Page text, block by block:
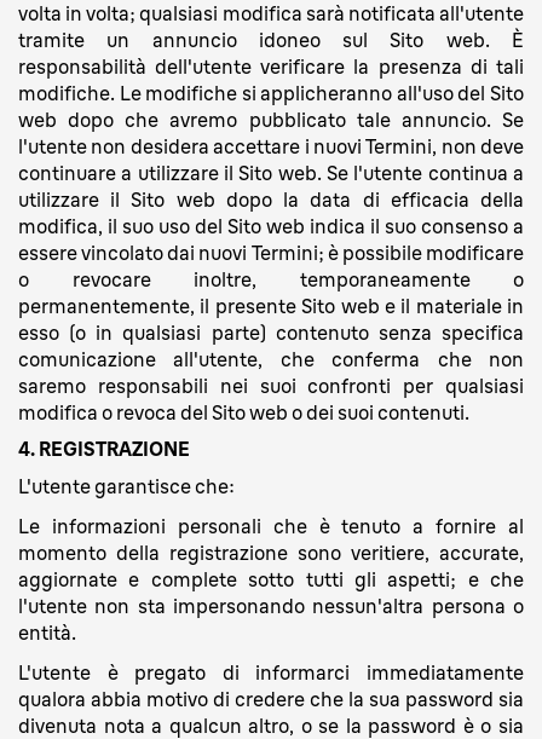
volta in volta; qualsiasi modifica sarà notificata all'utente
tramite un annuncio idoneo sul Sito web. È
responsabilità dell'utente verificare la presenza di tali
modifiche. Le modifiche si applicheranno all'uso del Sito
web dopo che avremo pubblicato tale annuncio. Se
l'utente non desidera accettare i nuovi Termini, non deve
continuare a utilizzare il Sito web. Se l'utente continua a
utilizzare il Sito web dopo la data di efficacia della
modifica, il suo uso del Sito web indica il suo consenso a
essere vincolato dai nuovi Termini; è possibile modificare
o revocare inoltre, temporaneamente o
permanentemente, il presente Sito web e il materiale in
esso (o in qualsiasi parte) contenuto senza specifica
comunicazione all'utente, che conferma che non
saremo responsabili nei suoi confronti per qualsiasi
modifica o revoca del Sito web o dei suoi contenuti.
4. REGISTRAZIONE
L'utente garantisce che:
Le informazioni personali che è tenuto a fornire al
momento della registrazione sono veritiere, accurate,
aggiornate e complete sotto tutti gli aspetti; e che
l'utente non sta impersonando nessun'altra persona o
entità.
L'utente è pregato di informarci immediatamente
qualora abbia motivo di credere che la sua password sia
divenuta nota a qualcun altro, o se la password è o sia